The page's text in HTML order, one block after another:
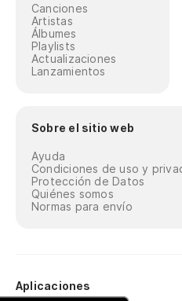
Canciones
Artistas
Álbumes
Playlists
Actualizaciones
Lanzamientos
Sobre el sitio web
Ayuda
Condiciones de uso y
Protección de Datos
Quiénes somos
Normas para envío
Aplicaciones